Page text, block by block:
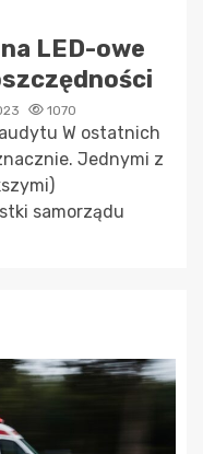
LED-owe
1070
W ostatnich
Jednymi z
samorządu